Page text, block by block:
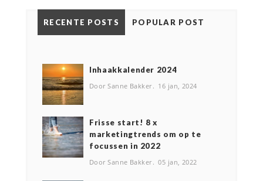
RECENTE POSTS POPULAR POST
Inhaakkalender 2024
Door Sanne Bakker 16 jan, 2024
Frisse start! 8 x
marketingtrends om op te
focussen in 2022
Door Sanne Bakker 05 jan, 2022